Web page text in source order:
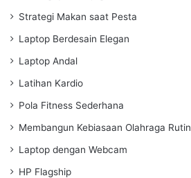
Strategi Makan saat Pesta
Laptop Berdesain Elegan
Laptop Andal
Latihan Kardio
Pola Fitness Sederhana
Membangun Kebiasaan Olahraga Rutin
Laptop dengan Webcam
HP Flagship